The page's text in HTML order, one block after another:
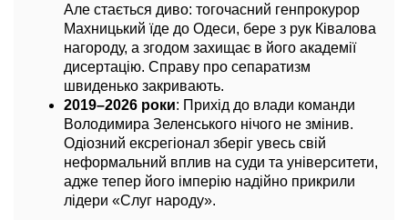
Але стається диво: тогочасний генпрокурор
Махницький їде до Одеси, бере з рук Ківалова
нагороду, а згодом захищає в його академії
дисертацію. Справу про сепаратизм
швиденько закривають.
2019–2026 роки: Прихід до влади команди
Володимира Зеленського нічого не змінив.
Одіозний ексрегіонал зберіг увесь свій
неформальний вплив на суди та університети,
адже тепер його імперію надійно прикрили
лідери «Слуг народу».